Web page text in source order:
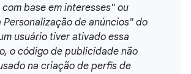
base em interesses" ou
Personalização de anúncios" do
usuário tiver ativado essa
o código de publicidade não
na criação de perfis de